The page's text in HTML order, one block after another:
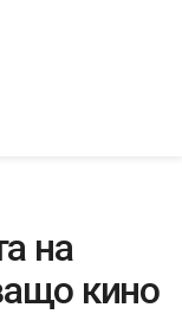
на
кино